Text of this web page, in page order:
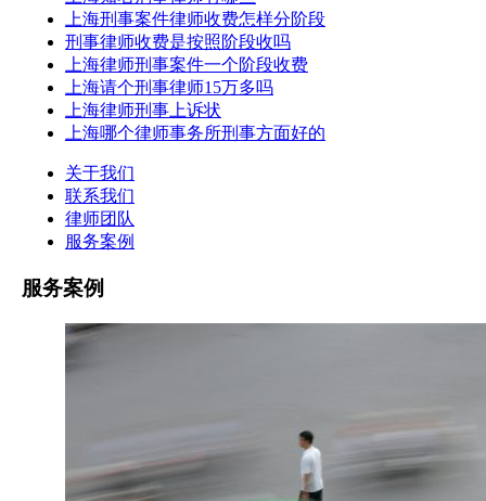
上海刑事案件律师收费怎样分阶段
刑事律师收费是按照阶段收吗
上海律师刑事案件一个阶段收费
上海请个刑事律师15万多吗
上海律师刑事上诉状
上海哪个律师事务所刑事方面好的
关于我们
联系我们
律师团队
服务案例
服务案例